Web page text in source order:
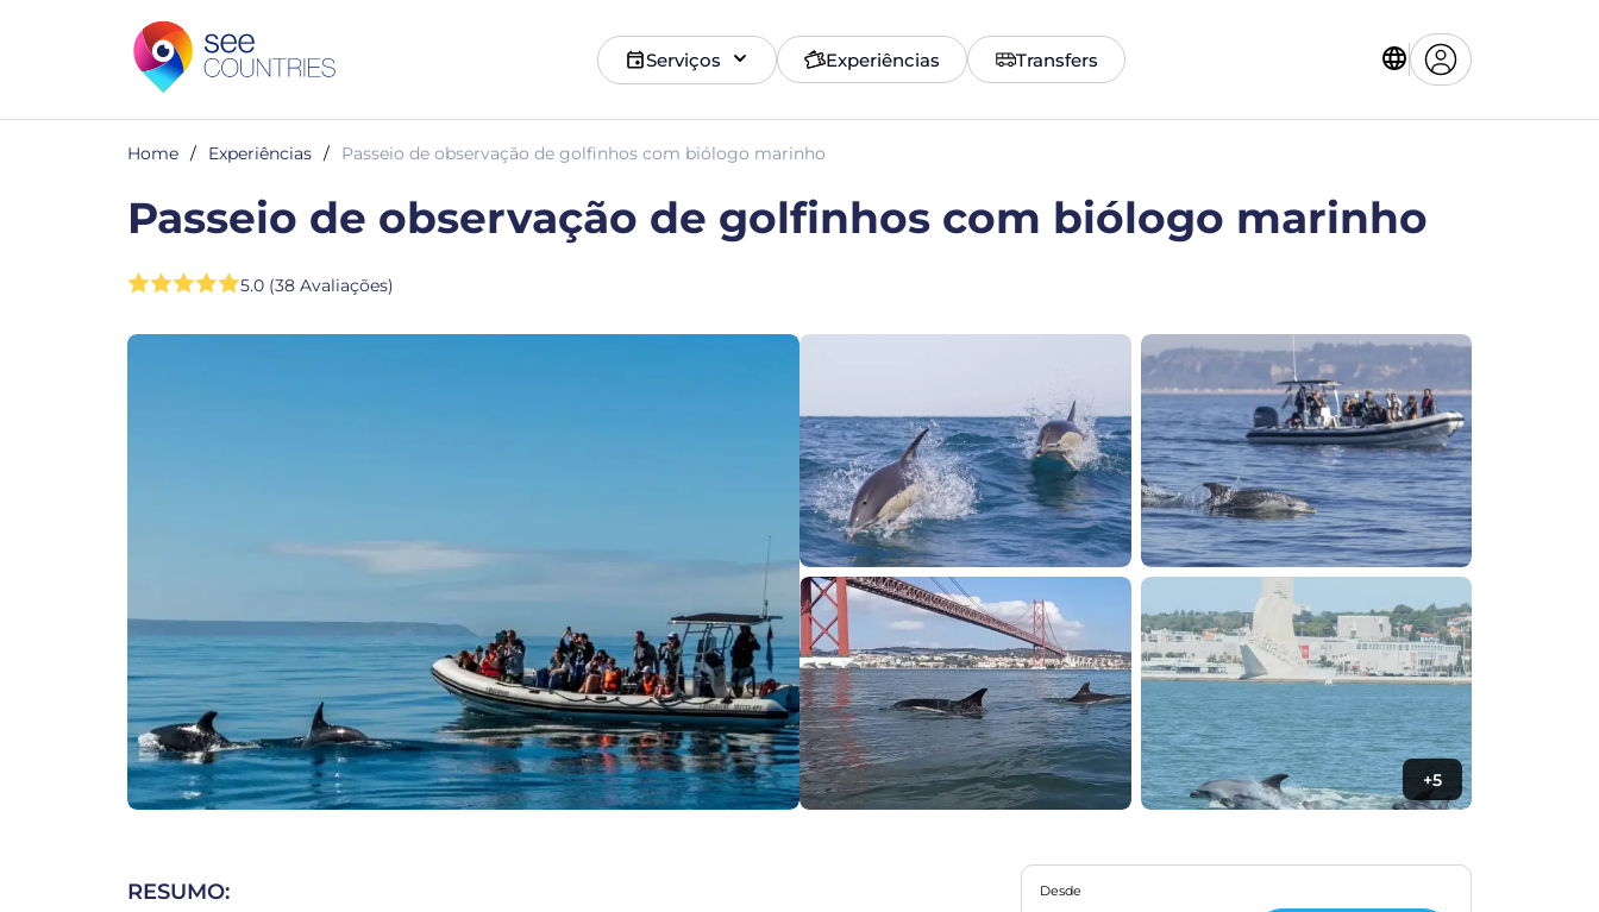
Serviços Experiências Transfers
Home / Experiências / Passeio de observação de golfinhos com biólogo marinho
Passeio de observação de golfinhos com biólogo marinho
5.0 (38 Avaliações)
+5
RESUMO: Desde